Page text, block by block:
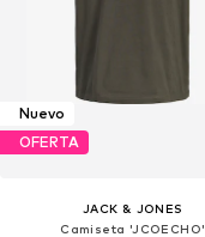
Nuevo
OFERTA
JACK & JONES
Camiseta 'JCOECHO'